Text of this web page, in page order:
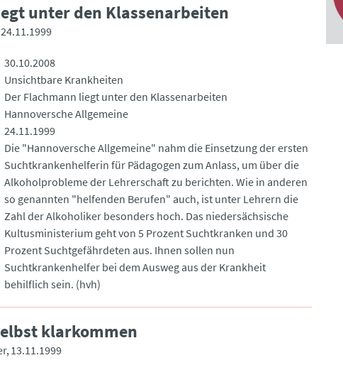
unter den Klassenarbeiten
24.11.1999
30.10.2008
Unsichtbare Krankheiten
Der Flachmann liegt unter den Klassenarbeiten
Hannoversche Allgemeine
24.11.1999
Die "Hannoversche Allgemeine" nahm die Einsetzung der ersten
Suchtkrankenhelferin für Pädagogen zum Anlass, um über die
Alkoholprobleme der Lehrerschaft zu berichten. Wie in anderen
so genannten "helfenden Berufen" auch, ist unter Lehrern die
Zahl der Alkoholiker besonders hoch. Das niedersächsische
Kultusministerium geht von 5 Prozent Suchtkranken und 30
Prozent Suchtgefährdeten aus. Ihnen sollen nun
Suchtkrankenhelfer bei dem Ausweg aus der Krankheit
behilflich sein. (hvh)
klarkommen
13.11.1999